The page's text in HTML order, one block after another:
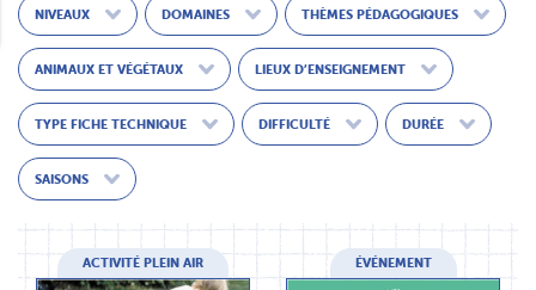
NIVEAUX DOMAINES THÈMES PÉDAGOGIQUES
ANIMAUX ET VÉGÉTAUX LIEUX D’ENSEIGNEMENT
TYPE FICHE TECHNIQUE DIFFICULTÉ DURÉE
SAISONS
ACTIVITÉ PLEIN AIR ÉVÉNEMENT